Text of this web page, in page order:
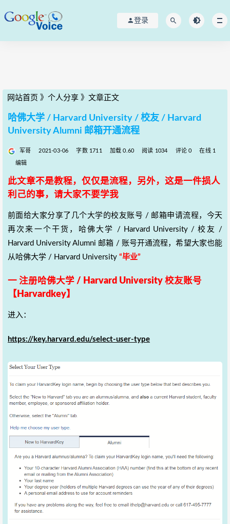
登录
网站首页 》 个人分享 》 文章正文
哈佛大学 / Harvard University / 校友 / Harvard
University Alumni 邮箱开通流程
军哥 2021-03-06 字数 1711 加载 0.60 阅读 1034 评论 0 在线 1
编辑
此文章不是教程，仅仅是流程，另外，这是一件损人
利己的事，请大家不要学我
前面给大家分享了几个大学的校友账号 / 邮箱申请流程，今天
再次来一个干货，哈佛大学 / Harvard University / 校友 /
Harvard University Alumni 邮箱 / 账号开通流程，希望大家也能
从哈佛大学 / Harvard University “毕业”
一 注册哈佛大学 / Harvard University 校友账号
【Harvardkey】
进入：
https://key.harvard.edu/select-user-type